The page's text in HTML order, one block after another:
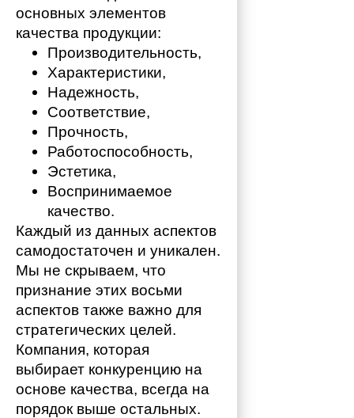
основных элементов
качества продукции:
Производительность,
Характеристики,
Надежность,
Соответствие,
Прочность,
Работоспособность,
Эстетика,
Воспринимаемое
качество.
Каждый из данных аспектов
самодостаточен и уникален.
Мы не скрываем, что
признание этих восьми
аспектов также важно для
стратегических целей.
Компания, которая
выбирает конкуренцию на
основе качества, всегда на
порядок выше остальных.